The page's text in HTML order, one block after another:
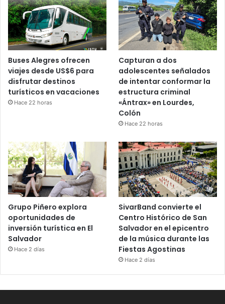
Buses Alegres ofrecen
viajes desde US$6 para
disfrutar destinos
turísticos en vacaciones
Hace 22 horas
Capturan a dos
adolescentes señalados
de intentar conformar la
estructura criminal
«Ántrax» en Lourdes,
Colón
Hace 22 horas
Grupo Piñero explora
oportunidades de
inversión turística en El
Salvador
Hace 2 días
SivarBand convierte el
Centro Histórico de San
Salvador en el epicentro
de la música durante las
Fiestas Agostinas
Hace 2 días